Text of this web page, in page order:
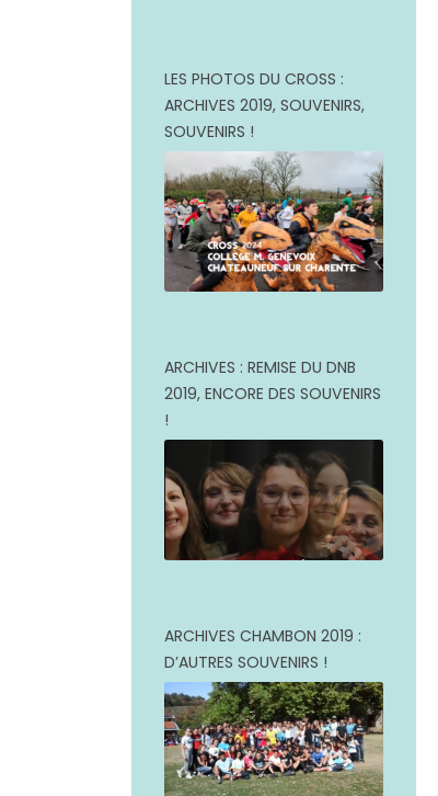
LES PHOTOS DU CROSS :
ARCHIVES 2019, SOUVENIRS,
SOUVENIRS !
ARCHIVES : REMISE DU DNB
2019, ENCORE DES SOUVENIRS
!
ARCHIVES CHAMBON 2019 :
D’AUTRES SOUVENIRS !